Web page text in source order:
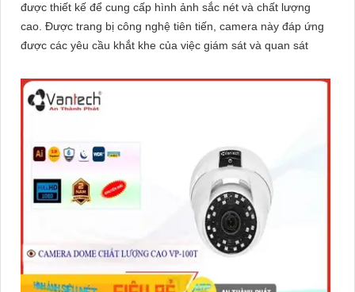
được thiết kế để cung cấp hình ảnh sắc nét và chất lượng
cao. Được trang bị công nghệ tiên tiến, camera này đáp ứng
được các yêu cầu khắt khe của việc giám sát và quan sát